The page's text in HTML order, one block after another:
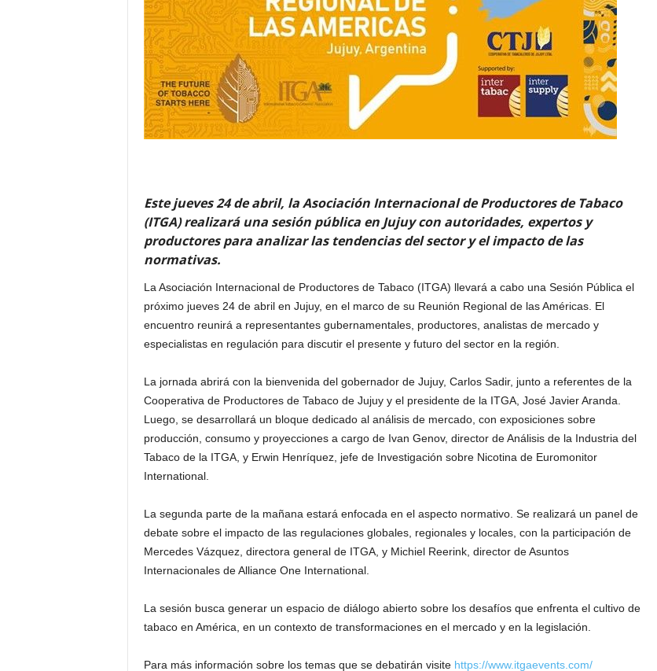
Este jueves 24 de abril, la Asociación Internacional de Productores de Tabaco
(ITGA) realizará una sesión pública en Jujuy con autoridades, expertos y
productores para analizar las tendencias del sector y el impacto de las
normativas.
La Asociación Internacional de Productores de Tabaco (ITGA) llevará a cabo una Sesión Pública el
próximo jueves 24 de abril en Jujuy, en el marco de su Reunión Regional de las Américas. El
encuentro reunirá a representantes gubernamentales, productores, analistas de mercado y
especialistas en regulación para discutir el presente y futuro del sector en la región.
La jornada abrirá con la bienvenida del gobernador de Jujuy, Carlos Sadir, junto a referentes de la
Cooperativa de Productores de Tabaco de Jujuy y el presidente de la ITGA, José Javier Aranda.
Luego, se desarrollará un bloque dedicado al análisis de mercado, con exposiciones sobre
producción, consumo y proyecciones a cargo de Ivan Genov, director de Análisis de la Industria del
Tabaco de la ITGA, y Erwin Henríquez, jefe de Investigación sobre Nicotina de Euromonitor
International.
La segunda parte de la mañana estará enfocada en el aspecto normativo. Se realizará un panel de
debate sobre el impacto de las regulaciones globales, regionales y locales, con la participación de
Mercedes Vázquez, directora general de ITGA, y Michiel Reerink, director de Asuntos
Internacionales de Alliance One International.
La sesión busca generar un espacio de diálogo abierto sobre los desafíos que enfrenta el cultivo de
tabaco en América, en un contexto de transformaciones en el mercado y en la legislación.
Para más información sobre los temas que se debatirán visite https://www.itgaevents.com/